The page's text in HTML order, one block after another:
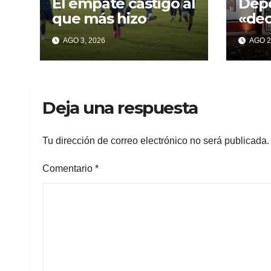
que más hizo
AGO 3, 2026
con
AGO
Deja una respuesta
Tu dirección de correo electrónico no será publicada.
Comentario *